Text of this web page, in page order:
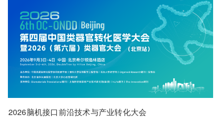
2026脑机接口前沿技术与产业转化大会